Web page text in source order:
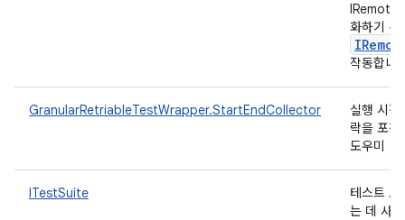
화하기 위
작동합니
GranularRetriableTestWrapper.StartEndCollector
실행 시작
락을 포착
도우미
ITestSuite
테스트 모
는 데 사